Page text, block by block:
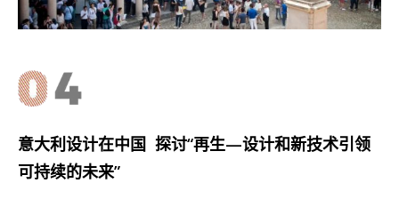
意大利设计在中国 探讨“再生—设计和新技术引领
可持续的未来”